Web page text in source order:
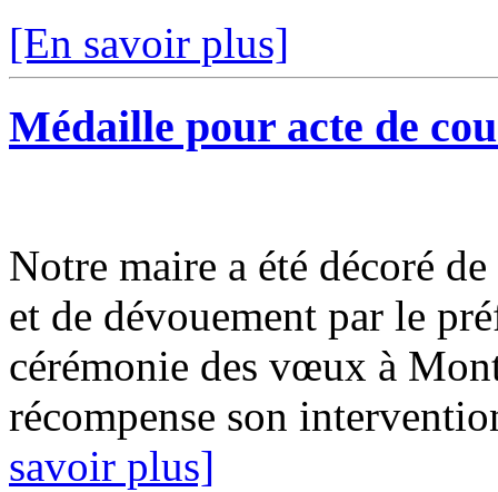
[En savoir plus]
Médaille pour acte de
Notre maire a été décoré
et de dévouement par le
cérémonie des vœux à
récompense son
savoir plus]